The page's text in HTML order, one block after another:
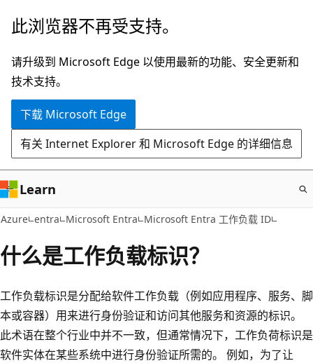
跳
主
要
内
此浏览器不再受支持。
请升级到 Microsoft Edge 以使用最新的功能、安全更新和
技术支持。
下载 Microsoft Edge
有关 Internet Explorer 和 Microsoft Edge 的详细信息
Learn
Azure entra Microsoft Entra Microsoft Entra 工作负载 ID
什么是工作负载标识？
工作负载标识是分配给软件工作负载（例如应用程序、服务、脚
本或容器）用来进行身份验证和访问其他服务和资源的标识。
此术语在整个行业中并不一致，但通常情况下，工作负荷标识是
软件实体在某些系统中进行身份验证所需的。 例如，为了让